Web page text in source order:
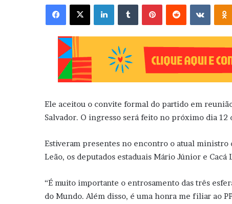
Facebook X Linkedin VK
Ele aceitou o convite formal do partido em
Salvador. O ingresso será feito no próximo dia 12
Estiveram presentes no encontro o atual ministro
Leão, os deputados estaduais Mário Júnior e
“É muito importante o entrosamento das três
do Mundo. Além disso, é uma honra me filiar ao